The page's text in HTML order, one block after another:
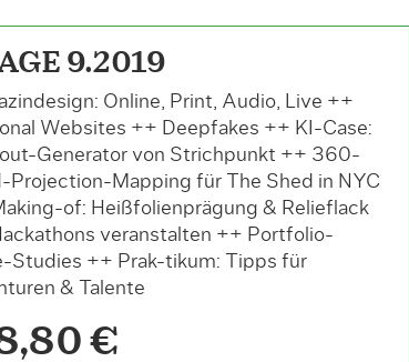
9.2019
Online, Print, Audio, Live ++
Websites ++ Deepfakes ++ KI-Case:
Generator von Strichpunkt ++ 360-
Projection-Mapping für The Shed in NYC
of: Heißfolienprägung & Relieflack
veranstalten ++ Portfolio-
Studies ++ Prak-tikum: Tipps für
& Talente
€